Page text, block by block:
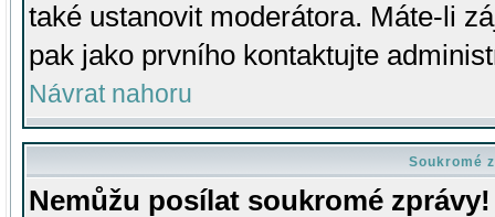
také ustanovit moderátora. Máte-li
pak jako prvního kontaktujte
Návrat nahoru
Soukromé
Nemůžu posílat soukromé zprávy!